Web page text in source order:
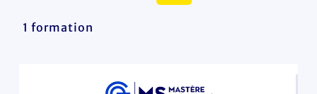
1 formation